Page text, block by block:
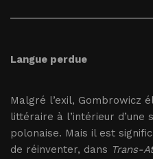
Langue perdue
Malgré l’exil, Gombrowicz
littéraire à l’intérieur d’une
polonaise. Mais il est
de réinventer, dans Trans-